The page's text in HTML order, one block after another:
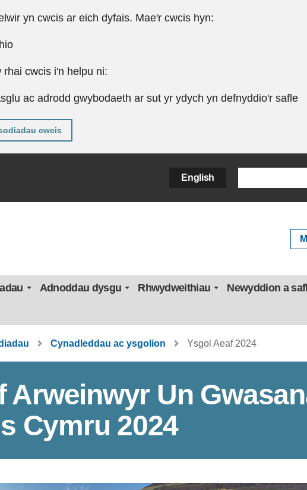
yn cwcis ar eich dyfais. Mae'r cwcis hyn:
cwcis i'n helpu ni:
ac adrodd gwybodaeth ar sut yr ydych yn defnyddio'r safle
cwcis
English
Adnoddau dysgu Rhwydweithiau Newyddion a
Cynadleddau ac ysgolion Ysgol Aeaf 2024
Arweinwyr Un
Cymru 2024